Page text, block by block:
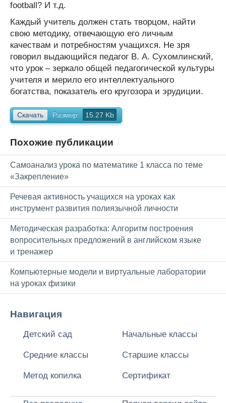
football? И т.д.
Каждый учитель должен стать творцом, найти
свою методику, отвечающую его личным
качествам и потребностям учащихся. Не зря
говорил выдающийся педагог В. А. Сухомлинский,
что урок – зеркало общей педагогической культуры
учителя и мерило его интеллектуального
богатства, показатель его кругозора и эрудиции.
Скачать Размер: 15.27 Kb
Похожие публикации
Самоанализ урока по математике 1 класса по теме
«Закрепление»
Речевая активность учащихся на уроках как
инструмент развития полиязычной личности
Методическая разработка: Алгоритм построения
вопросительных предложений в английском языке
и тренажер
Компьютерные модели и виртуальные лаборатории
на уроках физики
Навигация
Детский сад Начальные классы
Средние классы Старшие классы
Метод копилка Сертификат